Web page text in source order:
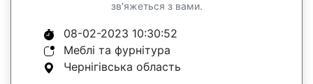
зв'яжеться з вами.
08-02-2023 10:30:52
Меблі та фурнітура
Чернігівська область